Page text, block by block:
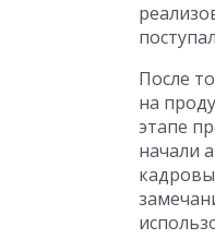
После
на
этапе
начали